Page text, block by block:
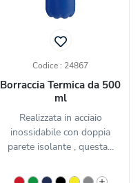
Codice : 24867
Borraccia Termica da 500
ml
Realizzata in acciaio
inossidabile con doppia
parete isolante , questa...